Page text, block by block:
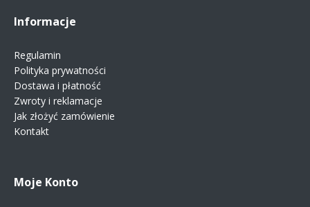
Informacje
Regulamin
Polityka prywatności
Dostawa i płatność
Zwroty i reklamacje
Jak złożyć zamówienie
Kontakt
Moje Konto